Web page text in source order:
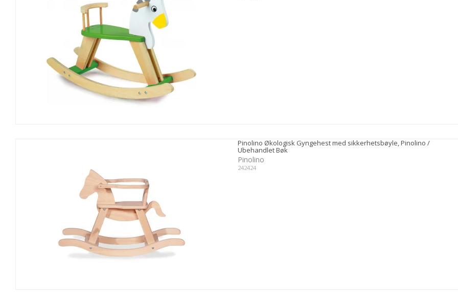
Pinolino Økologisk Gyngehest med sikkerhetsbøyle, Pinolino /
Ubehandlet Bøk
Pinolino
242424